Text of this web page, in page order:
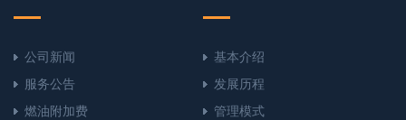
公司新闻
服务公告
燃油附加费
基本介绍
发展历程
管理模式